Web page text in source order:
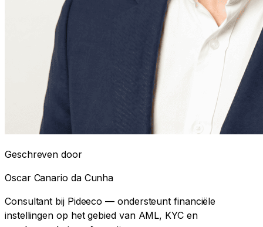
Geschreven door
Oscar Canario da Cunha
Consultant bij Pideeco — ondersteunt financiële
instellingen op het gebied van AML, KYC en